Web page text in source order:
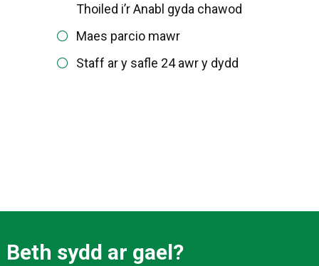
Thoiled i’r Anabl gyda chawod
Maes parcio mawr
Staff ar y safle 24 awr y dydd
Beth sydd ar gael?